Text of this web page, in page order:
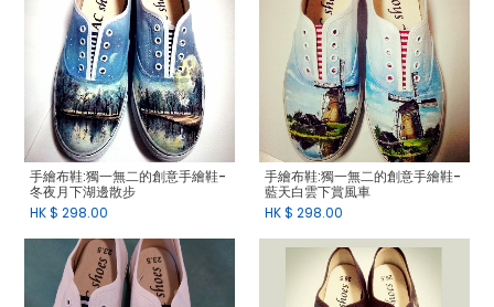
手繪布鞋:獨一無二的創意手繪鞋-
冬夜月下湖邊散步
HK $ 298.00
手繪布鞋:獨一無二的創意手繪鞋-
藍天白雲下賞風車
HK $ 298.00